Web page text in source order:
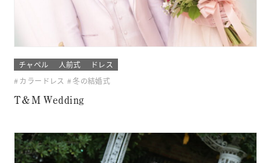
チャペル 人前式
ドレス
カラードレス
冬の結婚式
T＆M Wedding